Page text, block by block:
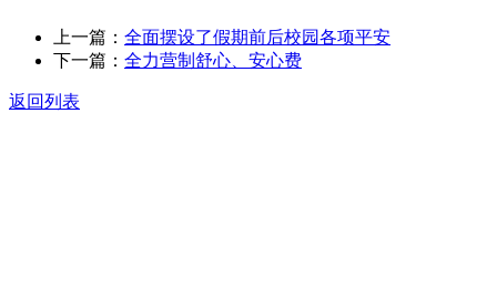
上一篇： 全面摆设了假期前后校园各项平安
下一篇： 全力营制舒心、安心费
返回列表